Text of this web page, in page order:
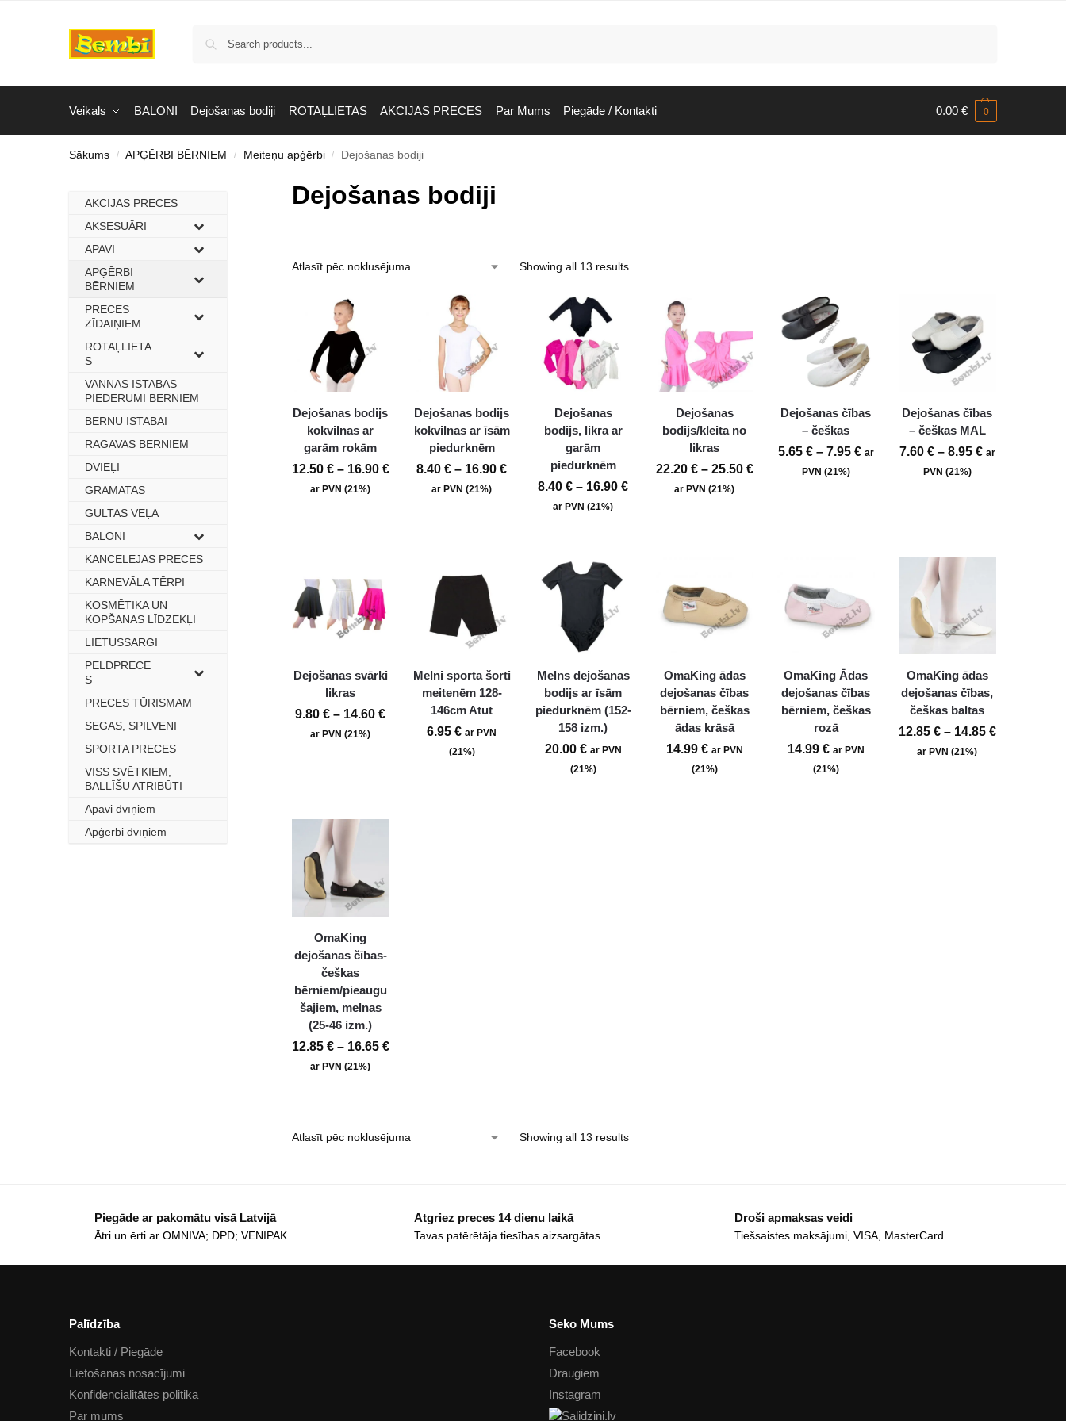
Veikals BALONI Dejošanas bodiji ROTAĻLIETAS AKCIJAS PRECES Par Mums Piegāde / Kontakti 0.00 € 0
Sākums / APĢĒRBI BĒRNIEM / Meiteņu apģērbi / Dejošanas bodiji
Dejošanas bodiji
Showing all 13 results
Dejošanas bodijs
kokvilnas ar
garām rokām
12.50 € – 16.90 €
ar PVN (21%)
Dejošanas bodijs
kokvilnas ar īsām
piedurknēm
8.40€ – 16.90€
ar PVN (21%)
Dejošanas
bodijs, likra ar
garām
piedurknēm
8.40€ – 16.90€
ar PVN (21%)
Dejošanas
bodijs/kleita no
likras
22.20 € – 25.50 €
ar PVN (21%)
Dejošanas čības
– češkas
5.65 € – 7.95 € ar
PVN (21%)
Dejošanas čības
– češkas MAL
7.60 € – 8.95 € ar
PVN (21%)
Dejošanas svārki
likras
9.80€ – 14.60€
ar PVN (21%)
Melni sporta šorti
meitenēm 128-
146cm Atut
6.95€ ar PVN
(21%)
Melns dejošanas
bodijs ar īsām
piedurknēm (152-
158 izm.)
20.00 € ar PVN
(21%)
OmaKing ādas
dejošanas čības
bērniem, češkas
ādas krāsā
14.99 € ar PVN
(21%)
OmaKing Ādas
dejošanas čības
bērniem, češkas
rozā
14.99 € ar PVN
(21%)
OmaKing ādas
dejošanas čības,
češkas baltas
12.85 € – 14.85 €
ar PVN (21%)
OmaKing
dejošanas čības-
češkas
bērniem/pieaugu
šajiem, melnas
(25-46 izm.)
12.85 € – 16.65 €
ar PVN (21%)
Showing all 13 results
AKCIJAS PRECES
–
AKSESUĀRI
–
APAVI
–
APĢĒRBI
BĒRNIEM
–
PRECES
ZĪDAIŅIEM
–
ROTAĻLIETA
S
–
VANNAS ISTABAS
PIEDERUMI BĒRNIEM
–
BĒRNU ISTABAI
–
RAGAVAS BĒRNIEM
–
DVIEĻI
–
GRĀMATAS
–
GULTAS VEĻA
–
BALONI
–
KANCELEJAS PRECES
–
KARNEVĀLA TĒRPI
–
KOSMĒTIKA UN
KOPŠANAS LĪDZEKĻI
–
LIETUSSARGI
–
PELDPRECE
S
–
PRECES TŪRISMAM
–
SEGAS, SPILVENI
–
SPORTA PRECES
–
VISS SVĒTKIEM,
BALLĪŠU ATRIBŪTI
–
Apavi dvīņiem
–
Apģērbi dvīņiem
–
Piegāde ar pakomātu visā Latvijā
Ātri un ērti ar OMNIVA; DPD; VENIPAK
Atgriez preces 14 dienu laikā
Tavas patērētāja tiesības aizsargātas
Droši apmaksas veidi
Tiešsaistes maksājumi, VISA, MasterCard.
Palīdzība
Kontakti / Piegāde
Lietošanas nosacījumi
Konfidencialitātes politika
Par mums
Seko Mums
Facebook
Draugiem
Instagram